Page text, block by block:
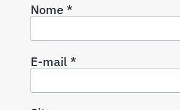
Nome*
E-mail*